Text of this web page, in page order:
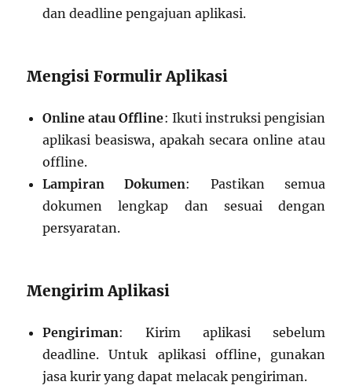
dan deadline pengajuan aplikasi.
Mengisi Formulir Aplikasi
Online atau Offline: Ikuti instruksi pengisian
aplikasi beasiswa, apakah secara online atau
offline.
Lampiran Dokumen: Pastikan semua
dokumen lengkap dan sesuai dengan
persyaratan.
Mengirim Aplikasi
Pengiriman: Kirim aplikasi sebelum
deadline. Untuk aplikasi offline, gunakan
jasa kurir yang dapat melacak pengiriman.